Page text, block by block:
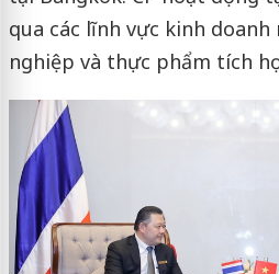
qua các lĩnh vực kinh
nghiệp và thực phẩm tích